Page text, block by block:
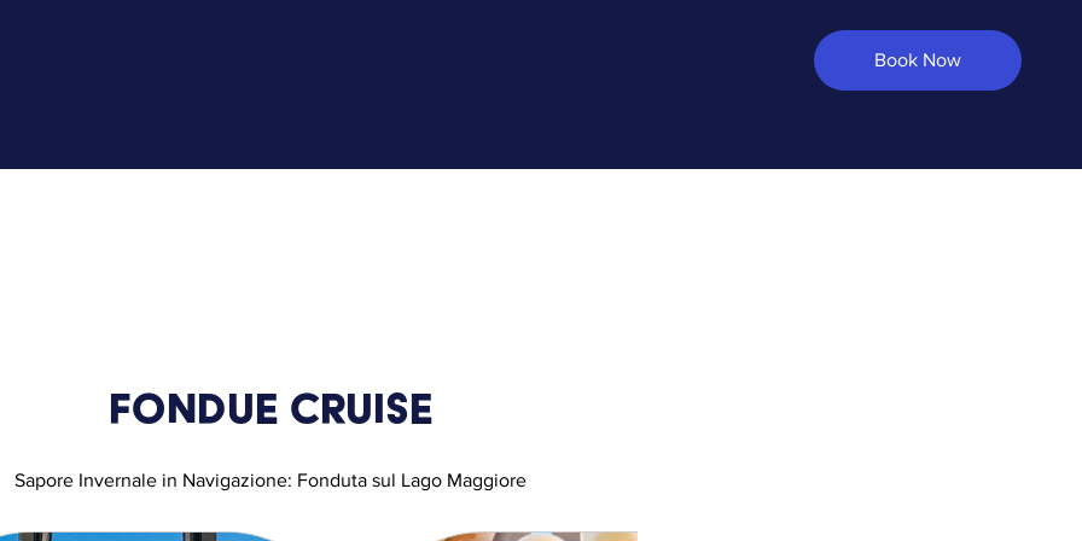
Book Now
Fondue Cruise
Sapore Invernale in Navigazione: Fonduta sul Lago Maggiore